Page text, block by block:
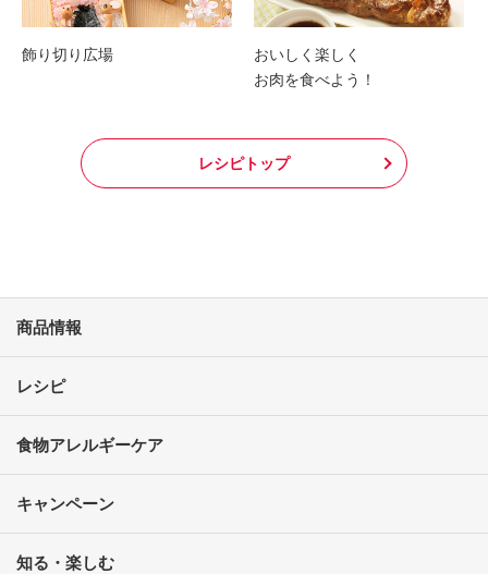
飾り切り広場
おいしく楽しく
お肉を食べよう！
レシピトップ
商品情報
レシピ
食物アレルギーケア
キャンペーン
知る・楽しむ